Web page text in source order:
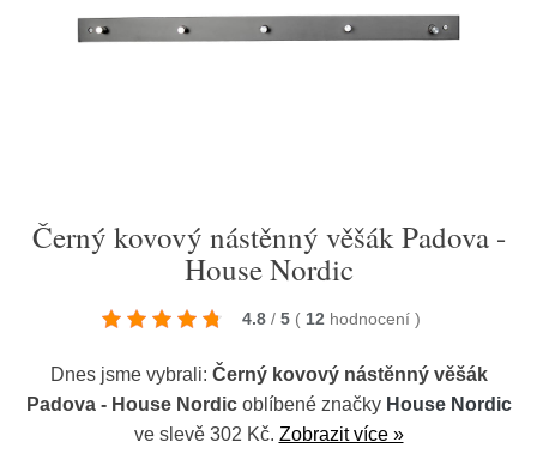
Černý kovový nástěnný věšák Padova -
House Nordic
4.8 / 5 ( 12 hodnocení )
Dnes jsme vybrali: Černý kovový nástěnný věšák
Padova - House Nordicoblíbené značky House Nordic
ve slevě 302 Kč. Zobrazit více »